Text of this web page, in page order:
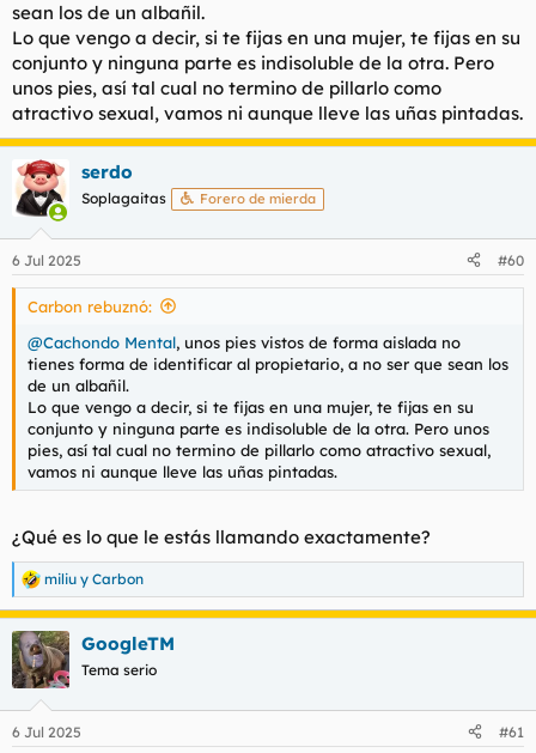
sean los de un albañil.
Lo que vengo a decir, si te fijas en una mujer, te fijas en su
conjunto y ninguna parte es indisoluble de la otra. Pero
unos pies, así tal cual no termino de pillarlo como
atractivo sexual, vamos ni aunque lleve las uñas pintadas.
serdo
Soplagaitas Forero de mierda
6 Jul 2025 #60
Carbon rebuznó:
@Cachondo Mental, unos pies vistos de forma aislada no
tienes forma de identificar al propietario, a no ser que sean los
de un albañil.
Lo que vengo a decir, si te fijas en una mujer, te fijas en su
conjunto y ninguna parte es indisoluble de la otra. Pero unos
pies, así tal cual no termino de pillarlo como atractivo sexual,
vamos ni aunque lleve las uñas pintadas.
¿Qué es lo que le estás llamando exactamente?
R
e
a
c
c
i
e
miliu y Carbon
GoogleTM
Tema serio
6 Jul 2025 #61